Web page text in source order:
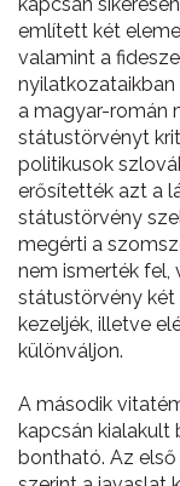
említett két
valamint a
nyilatkozataikban
a magyar-román
státustörvényt
politikusok
erősítették azt a
státustörvény
megérti a
nem ismerték fel,
státustörvény
kezeljék, illetve
különváljon.
A második
kapcsán kialakult
bontható. Az